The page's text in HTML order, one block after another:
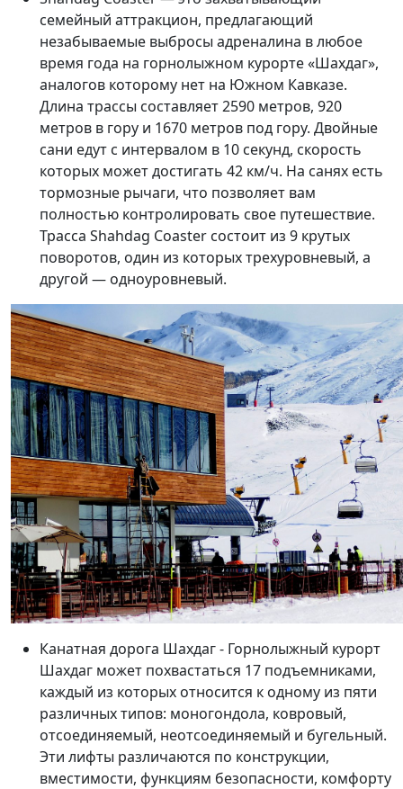
семейный аттракцион, предлагающий
незабываемые выбросы адреналина в любое
время года на горнолыжном курорте «Шахдаг»,
аналогов которому нет на Южном Кавказе.
Длина трассы составляет 2590 метров, 920
метров в гору и 1670 метров под гору. Двойные
сани едут с интервалом в 10 секунд, скорость
которых может достигать 42 км/ч. На санях есть
тормозные рычаги, что позволяет вам
полностью контролировать свое путешествие.
Трасса Shahdag Coaster состоит из 9 крутых
поворотов, один из которых трехуровневый, а
другой — одноуровневый.
Канатная дорога Шахдаг - Горнолыжный курорт
Шахдаг может похвастаться 17 подъемниками,
каждый из которых относится к одному из пяти
различных типов: моногондола, ковровый,
отсоединяемый, неотсоединяемый и бугельный.
Эти лифты различаются по конструкции,
вместимости, функциям безопасности, комфорту